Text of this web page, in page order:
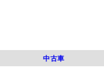
中古車